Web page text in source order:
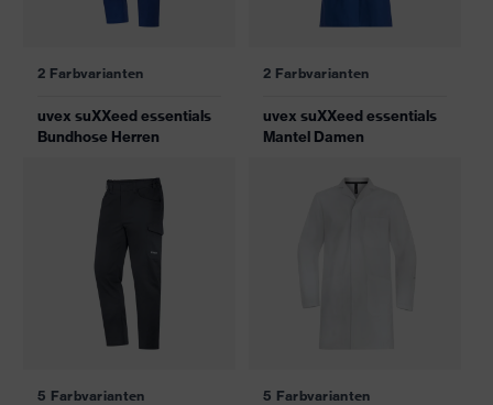
2 Farbvarianten
uvex suXXeed essentials
Bundhose Herren
2 Farbvarianten
uvex suXXeed essentials
Mantel Damen
5 Farbvarianten 5 Farbvarianten